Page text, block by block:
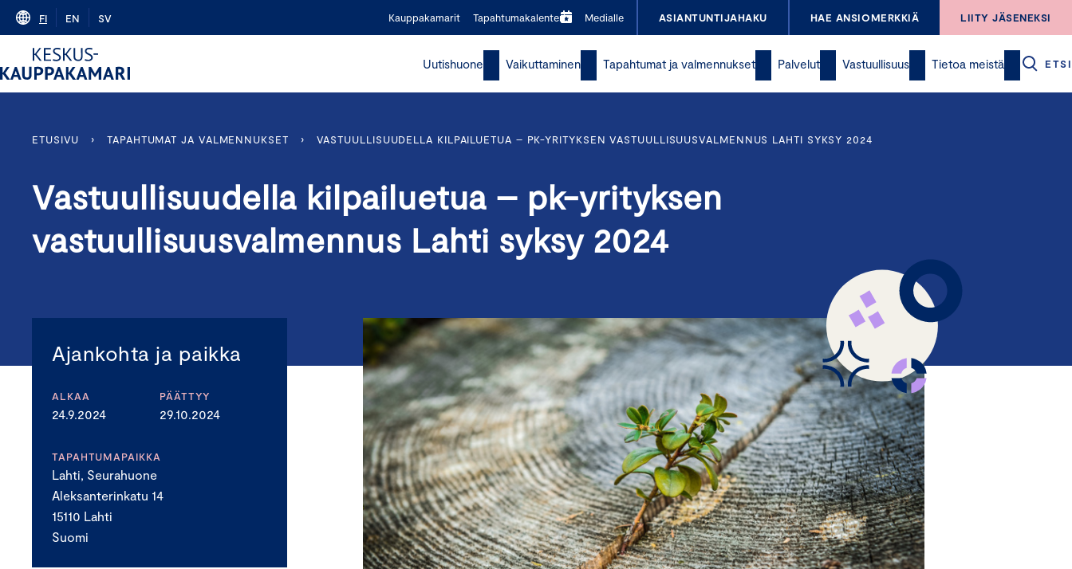
Skip
content
FI EN SV Kauppakamarit Tapahtumakalenteri Medialle ASIANTUNTIJAHAKU HAE ANSIOMERKKIÄ LIITY JÄSENEKSI
Uutishuone Vaikuttaminen Tapahtumat ja valmennukset Palvelut Vastuullisuus Tietoa meistä ETSI
ETUSIVU › TAPAHTUMAT JA VALMENNUKSET › VASTUULLISUUDELLA KILPAILUETUA – PK-YRITYKSEN VASTUULLISUUSVALMENNUS LAHTI SYKSY 2024
Vastuullisuudella kilpailuetua – pk-yrityksen
vastuullisuusvalmennus Lahti syksy 2024
Ajankohta ja paikka
ALKAA
24.9.2024
PÄÄTTYY
29.10.2024
TAPAHTUMAPAIKKA
Lahti, Seurahuone
Aleksanterinkatu 14
15110 Lahti
Suomi